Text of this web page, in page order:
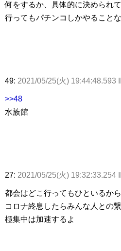
何をするか、具体的に決められ
行ってもパチンコしかやること
49: 2021/05/25(火) 19:44:48.593
>>48
水族館
27: 2021/05/25(火) 19:32:33.254
都会はどこ行ってもひといるか
コロナ終息したらみんな人との
極集中は加速するよ